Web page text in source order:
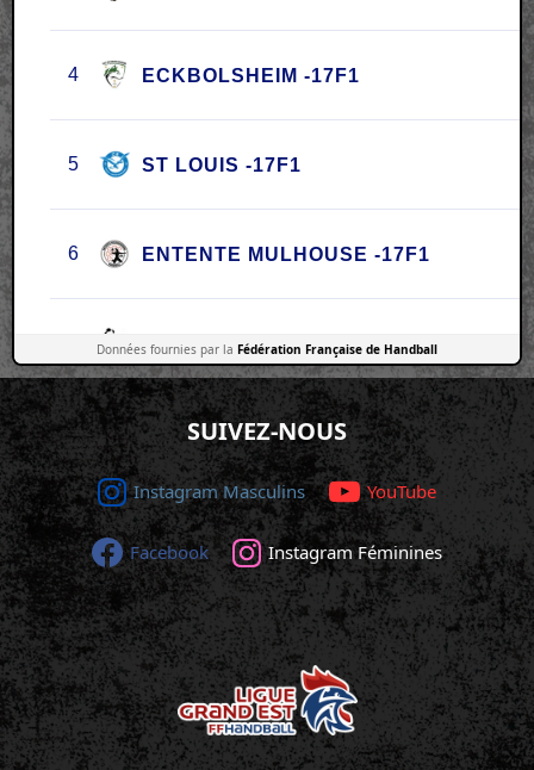
Données fournies par la Fédération Française de Handball
SUIVEZ-NOUS
Instagram Masculins YouTube
Facebook Instagram Féminines